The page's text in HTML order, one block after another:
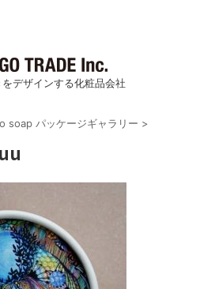
をデザインする化粧品会社
soap パッケージギャラリー >